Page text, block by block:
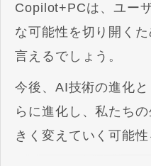
Copilot+PCは、ユー
な可能性を切り開く
言えるでしょう。
今後、AI技術の進化
らに進化し、私たち
きく変えていく可能性